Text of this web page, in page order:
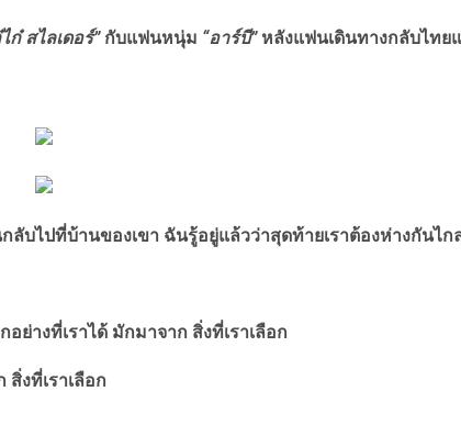
ไก๋ สไลเดอร์” กับแฟนหนุ่ม “อาร์บี” หลังแฟนเดินทางกลับไทย
ไปที่บ้านของเขา ฉันรู้อยู่แล้วว่าสุดท้ายเราต้องห่างกันไก
างที่เราได้ มักมาจาก สิ่งที่เราเลือก
สิ่งที่เราเลือก